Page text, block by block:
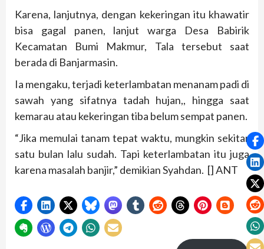
Karena, lanjutnya, dengan kekeringan itu khawatir
bisa gagal panen, lanjut warga Desa Babirik
Kecamatan Bumi Makmur, Tala tersebut saat
berada di Banjarmasin.
Ia mengaku, terjadi keterlambatan menanam padi di
sawah yang sifatnya tadah hujan,, hingga saat
kemarau atau kekeringan tiba belum sempat panen.
“Jika memulai tanam tepat waktu, mungkin sekitar
satu bulan lalu sudah. Tapi keterlambatan itu juga
karena masalah banjir,” demikian Syahdan. [] ANT